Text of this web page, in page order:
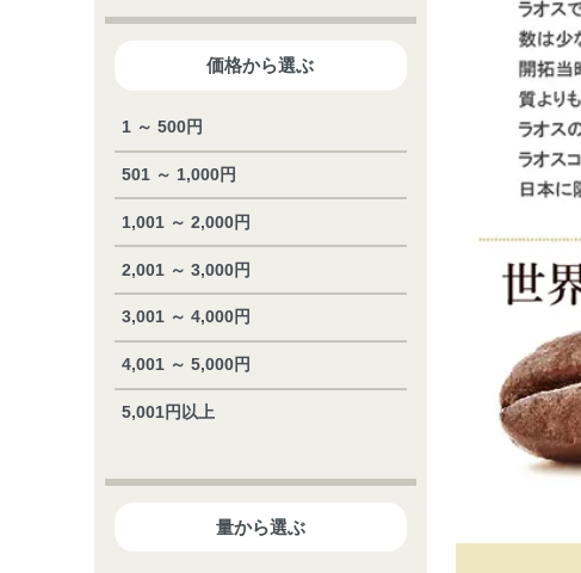
価格から選ぶ
1 ～ 500円
501 ～ 1,000円
1,001 ～ 2,000円
2,001 ～ 3,000円
3,001 ～ 4,000円
4,001 ～ 5,000円
5,001円以上
量から選ぶ